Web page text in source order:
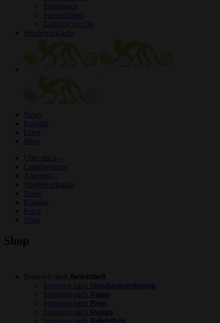
Spirituosen
Spezialitäten
Einblick vor Ort
Wiederverkäufer
News
Kontakt
Fotos
Shop
Über mich
Lohnbrennerei
Angebot
Wiederverkäufer
News
Kontakt
Fotos
Shop
Shop
Sortieren nach
Beliebtheit
Sortieren nach Standardsortierung
Sortieren nach
Name
Sortieren nach
Preis
Sortieren nach
Datum
Sortieren nach
Beliebtheit